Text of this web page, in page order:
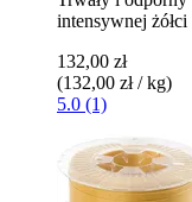
intensywnej żółci
132,00 zł
(132,00 zł / kg)
5.0 (1)